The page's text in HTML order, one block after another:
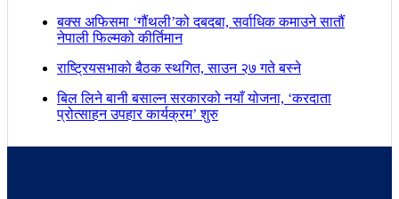
बक्स अफिसमा ‘गौंथली’को दबदबा, सर्वाधिक कमाउने सातौं
नेपाली फिल्मको कीर्तिमान
राष्ट्रियसभाको बैठक स्थगित, साउन २७ गते बस्ने
बिल लिने बानी बसाल्न सरकारको नयाँ योजना, ‘करदाता
प्रोत्साहन उपहार कार्यक्रम’ शुरु